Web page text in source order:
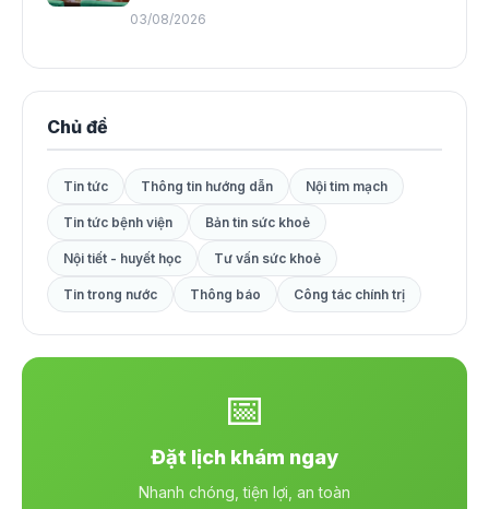
03/08/2026
Chủ đề
Tin tức Thông tin hướng dẫn Nội tim mạch
Tin tức bệnh viện Bản tin sức khoẻ
Nội tiết - huyết học Tư vấn sức khoẻ
Tin trong nước Thông báo Công tác chính trị
📅
Đặt lịch khám ngay
Nhanh chóng, tiện lợi, an toàn